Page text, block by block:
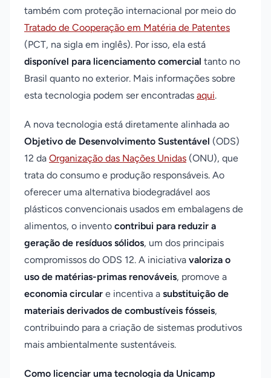
também com proteção internacional por meio do
Tratado de Cooperação em Matéria de Patentes
(PCT, na sigla em inglês). Por isso, ela está
disponível para licenciamento comercial tanto no
Brasil quanto no exterior. Mais informações sobre
esta tecnologia podem ser encontradas aqui.
A nova tecnologia está diretamente alinhada ao
Objetivo de Desenvolvimento Sustentável (ODS)
12 da Organização das Nações Unidas (ONU), que
trata do consumo e produção responsáveis. Ao
oferecer uma alternativa biodegradável aos
plásticos convencionais usados em embalagens de
alimentos, o invento contribui para reduzir a
geração de resíduos sólidos, um dos principais
compromissos do ODS 12. A iniciativa valoriza o
uso de matérias-primas renováveis, promove a
economia circular e incentiva a substituição de
materiais derivados de combustíveis fósseis,
contribuindo para a criação de sistemas produtivos
mais ambientalmente sustentáveis.
Como licenciar uma tecnologia da Unicamp